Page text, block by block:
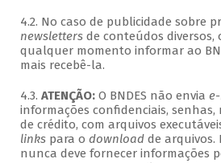
4.2. No caso de publicidade sobre
newslettersde conteúdos diversos,
qualquer momento informar ao
mais recebê-la.
4.3. ATENÇÃO: O BNDES não envia
informações confidenciais,
de crédito, com arquivos
links para o download de arquivos.
nunca deve fornecer informações